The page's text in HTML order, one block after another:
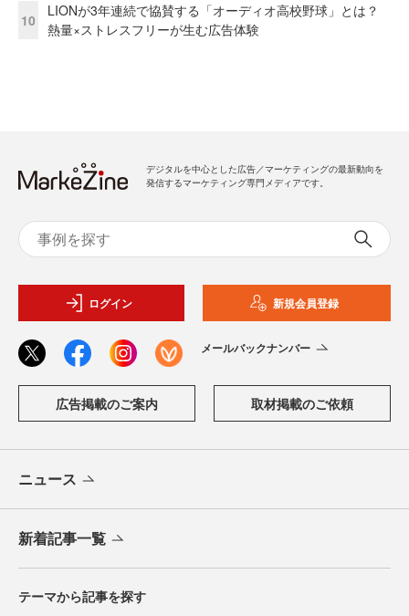
10
LIONが3年連続で協賛する「オーディオ高校野球」とは？
熱量×ストレスフリーが生む広告体験
デジタルを中心とした広告／マーケティングの最新動向を
発信するマーケティング専門メディアです。
ログイン 新規会員登録
メールバックナンバー
広告掲載のご案内 取材掲載のご依頼
ニュース
新着記事一覧
テーマから記事を探す